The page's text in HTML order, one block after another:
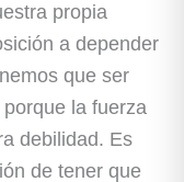
propia
a depender
que ser
la fuerza
debilidad. Es
de tener que